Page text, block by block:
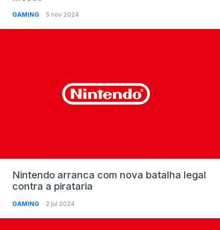
GAMING 5 nov 2024
Nintendo arranca com nova batalha legal
contra a pirataria
GAMING 2 jul 2024